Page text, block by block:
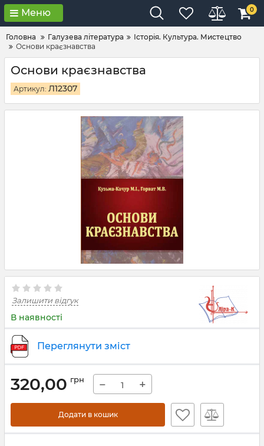
Меню 0
Головна Галузева література
Історія. Культура. Мистецтво
Основи краєзнавства
Основи краєзнавства
Артикул: Л12307
Залишити відгук
В наявності
Переглянути зміст
320,00 грн − +
Додати в кошик